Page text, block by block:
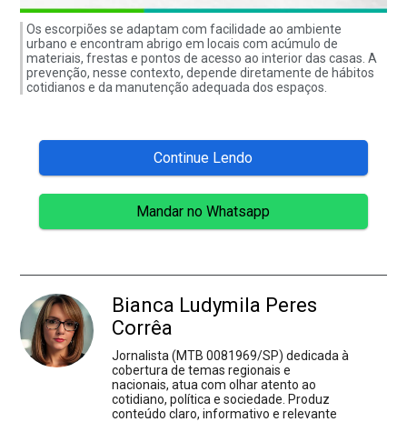
Os escorpiões se adaptam com facilidade ao ambiente
urbano e encontram abrigo em locais com acúmulo de
materiais, frestas e pontos de acesso ao interior das casas. A
prevenção, nesse contexto, depende diretamente de hábitos
cotidianos e da manutenção adequada dos espaços.
Continue Lendo
Mandar no Whatsapp
Bianca Ludymila Peres
Corrêa
Jornalista (MTB 0081969/SP) dedicada à
cobertura de temas regionais e
nacionais, atua com olhar atento ao
cotidiano, política e sociedade. Produz
conteúdo claro, informativo e relevante